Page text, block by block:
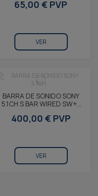
65,00 € PVP
VER
BARRA DE SONIDO SONY
5.1CH S BAR WIRED SW+2
400,00 € PVP
VER